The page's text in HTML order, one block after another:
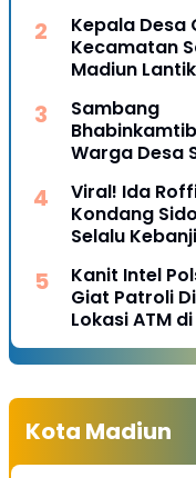
Kepala Desa
Kecamatan
Madiun
Sambang
Warga Desa
Viral! Ida
Kondang
Selalu
Kanit Intel
Giat Patroli
Lokasi ATM
Kota Madiun